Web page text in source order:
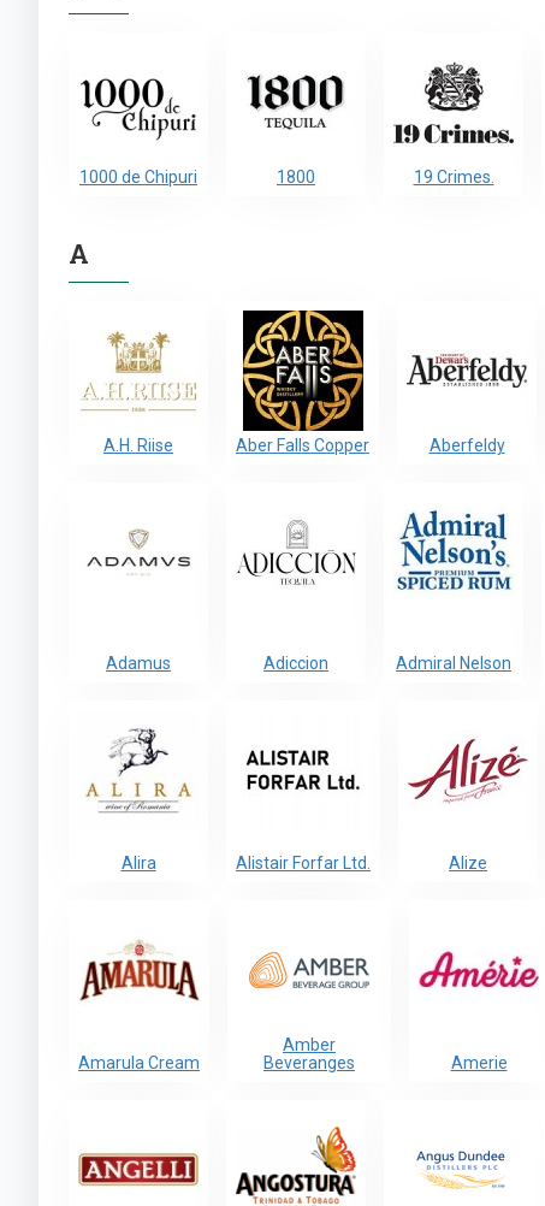
1000 de Chipuri 1800 19 Crimes.
A
A.H. Riise Aber Falls Copper Aberfeldy
Adamus Adiccion Admiral Nelson
Alira Alistair Forfar Ltd. Alize
Amarula Cream
Amber
Beveranges
Amerie